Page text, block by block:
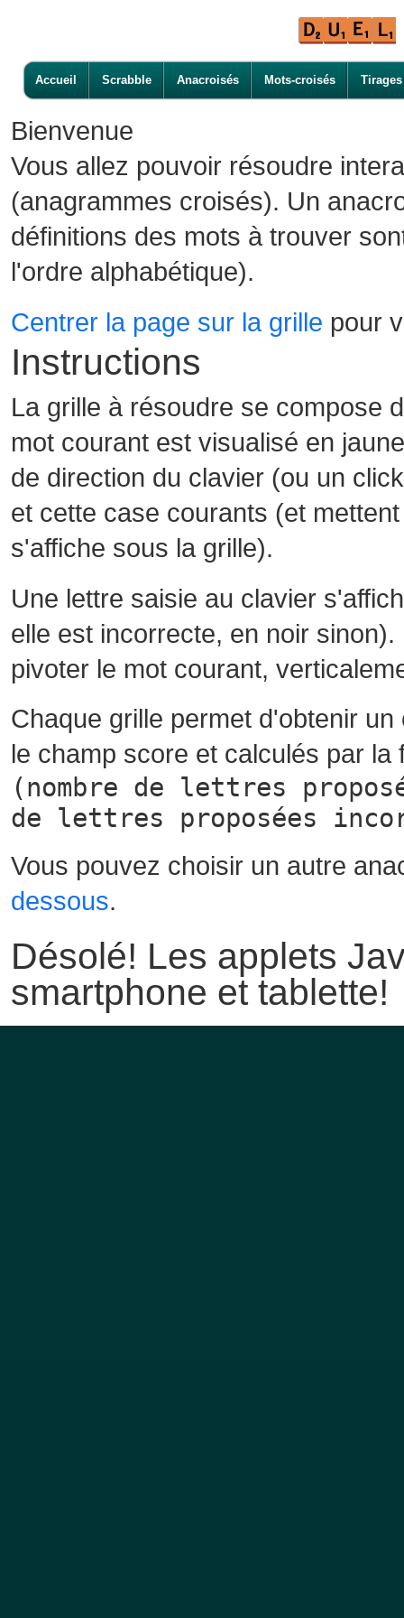
Accueil Scrabble Anacroisés Mots-croisés Tirages
Bienvenue
Vous allez pouvoir résoudre
(anagrammes croisés). Un
définitions des mots à trouver
l'ordre alphabétique).
Centrer la page sur la grille pour
Instructions
La grille à résoudre se compose
mot courant est visualisé en
de direction du clavier (ou un
et cette case courants (et
s'affiche sous la grille).
Une lettre saisie au clavier
elle est incorrecte, en noir
pivoter le mot courant,
Chaque grille permet d'obtenir
le champ score et calculés par la
(nombre de lettres
de lettres proposées
Vous pouvez choisir un autre
dessous.
Désolé! Les applets
smartphone et tablette!